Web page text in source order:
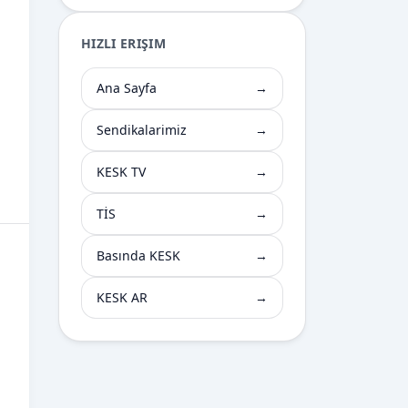
HIZLI ERIŞIM
Ana Sayfa →
Sendikalarimiz →
KESK TV →
TİS →
Basında KESK →
KESK AR →